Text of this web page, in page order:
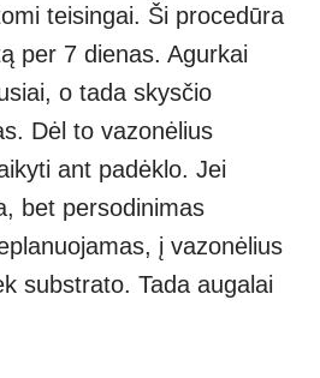
teisingai. Ši procedūra
per 7 dienas. Agurkai
o tada skysčio
Dėl to vazonėlius
ant padėklo. Jei
bet persodinimas
į vazonėlius
substrato. Tada augalai